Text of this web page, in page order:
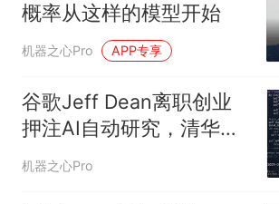
概率从这样的模型开始
机器之心Pro APP专享
谷歌Jeff Dean离职创业
押注AI自动研究，清华系
团队开源35B AI4AI模型
机器之心Pro